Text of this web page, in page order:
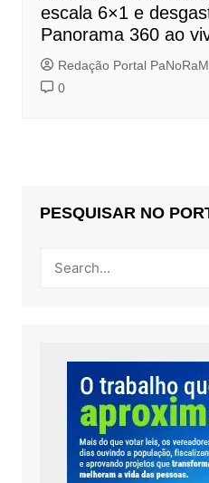
escala 6×1 e
Panorama 360 ao
Redação Portal
0
PESQUISAR NO